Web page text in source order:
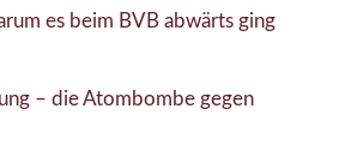
es beim BVB abwärts ging
– die Atombombe gegen